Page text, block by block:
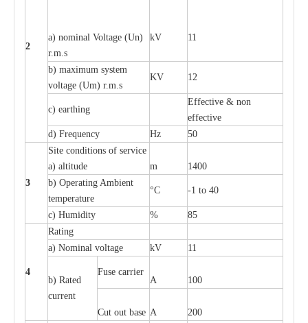
2
a) nominal Voltage (Un)
r.m.s
kV 11
b) maximum system
voltage (Um) r.m.s
KV 12
c) earthing
Effective & non
effective
d) Frequency Hz 50
3
Site conditions of service
a) altitude m
1400
b) Operating Ambient
temperature
°C -1 to 40
c) Humidity % 85
4
Rating
a) Nominal voltage kV 11
b) Rated
current
Fuse carrier
A
100
Cut out base A 200